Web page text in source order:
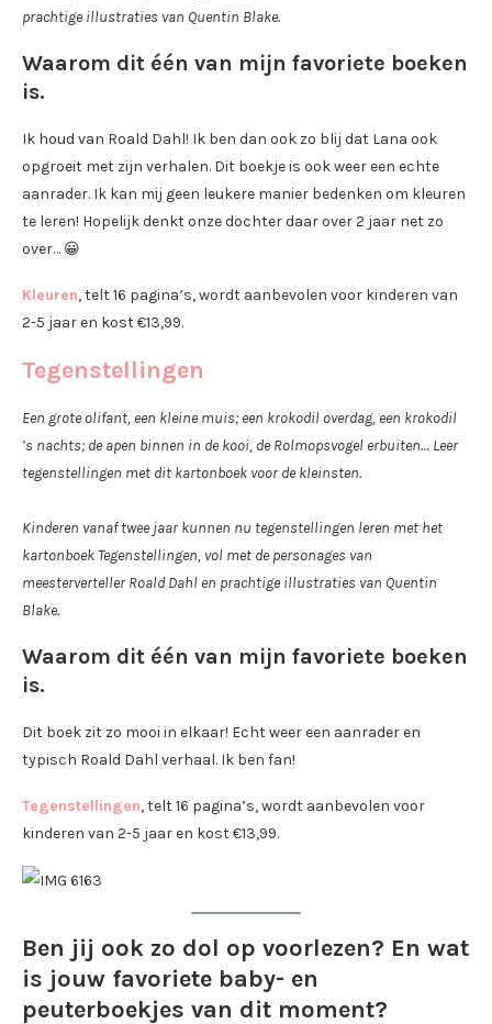
prachtige illustraties van Quentin Blake.
Waarom dit één van mijn favoriete boeken
is.
Ik houd van Roald Dahl! Ik ben dan ook zo blij dat Lana ook
opgroeit met zijn verhalen. Dit boekje is ook weer een echte
aanrader. Ik kan mij geen leukere manier bedenken om kleuren
te leren! Hopelijk denkt onze dochter daar over 2 jaar net zo
over… 😀
Kleuren, telt 16 pagina’s, wordt aanbevolen voor kinderen van
2-5 jaar en kost €13,99.
Tegenstellingen
Een grote olifant, een kleine muis; een krokodil overdag, een krokodil
’s nachts; de apen binnen in de kooi, de Rolmopsvogel erbuiten… Leer
tegenstellingen met dit kartonboek voor de kleinsten.
Kinderen vanaf twee jaar kunnen nu tegenstellingen leren met het
kartonboek Tegenstellingen, vol met de personages van
meesterverteller Roald Dahl en prachtige illustraties van Quentin
Blake.
Waarom dit één van mijn favoriete boeken
is.
Dit boek zit zo mooi in elkaar! Echt weer een aanrader en
typisch Roald Dahl verhaal. Ik ben fan!
Tegenstellingen, telt 16 pagina’s, wordt aanbevolen voor
kinderen van 2-5 jaar en kost €13,99.
Ben jij ook zo dol op voorlezen? En wat
is jouw favoriete baby- en
peuterboekjes van dit moment?